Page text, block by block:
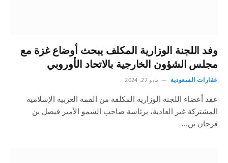
وفد اللجنة الوزارية المكلف يبحث أوضاع غزة مع
مجلس الشؤون الخارجية بالاتحاد الأوروبي
عقارات السعودية مايو 27, 2024
عقد أعضاء اللجنة الوزارية المكلفة من القمة العربية الإسلامية
المشتركة غير العادية، برئاسة صاحب السمو الأمير فيصل بن
فرحان بن…